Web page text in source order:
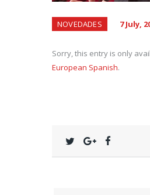
NOVEDADES 7 July,
Sorry, this entry is only
European Spanish.